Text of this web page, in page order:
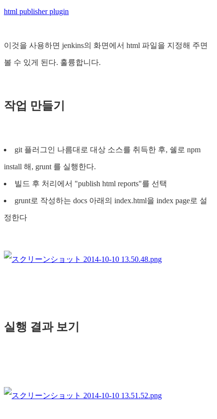
html publisher plugin
이것을 사용하면 jenkins의 화면에서 html 파일을 지정해 주면
볼 수 있게 된다. 훌륭합니다.
작업 만들기
git 플러그인 나름대로 대상 소스를 취득한 후, 쉘로 npm
install 해, grunt 를 실행한다.
빌드 후 처리에서 "publish html reports"를 선택
grunt로 작성하는 docs 아래의 index.html을 index page로 설
정한다
실행 결과 보기